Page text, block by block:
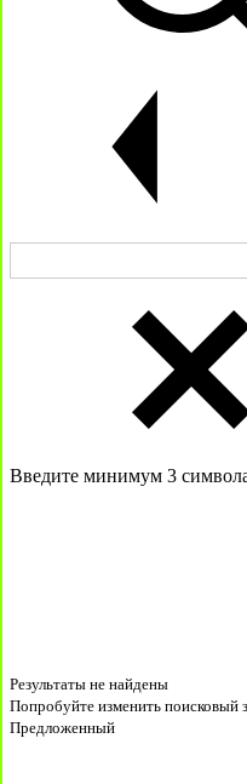
Введите минимум 3
Результаты не найдены
Попробуйте изменить поисковый
Предложенный